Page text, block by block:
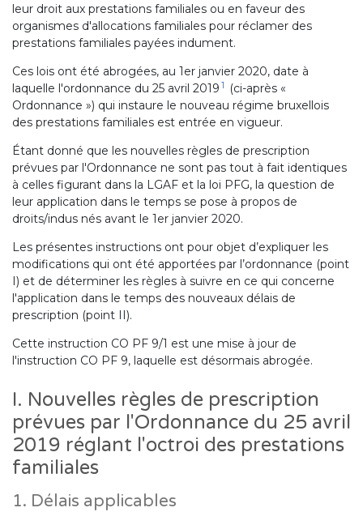
leur droit aux prestations familiales ou en faveur des
organismes d'allocations familiales pour réclamer des
prestations familiales payées indument.
Ces lois ont été abrogées, au 1er janvier 2020, date à
laquelle l'ordonnance du 25 avril 2019 1
(ci-après «
Ordonnance ») qui instaure le nouveau régime bruxellois
des prestations familiales est entrée en vigueur.
Étant donné que les nouvelles règles de prescription
prévues par l'Ordonnance ne sont pas tout à fait identiques
à celles figurant dans la LGAF et la loi PFG, la question de
leur application dans le temps se pose à propos de
droits/indus nés avant le 1er janvier 2020.
Les présentes instructions ont pour objet d’expliquer les
modifications qui ont été apportées par l’ordonnance (point
I) et de déterminer les règles à suivre en ce qui concerne
l'application dans le temps des nouveaux délais de
prescription (point II).
Cette instruction CO PF 9/1 est une mise à jour de
l'instruction CO PF 9, laquelle est désormais abrogée.
I. Nouvelles règles de prescription
prévues par l'Ordonnance du 25 avril
2019 réglant l'octroi des prestations
familiales
1. Délais applicables